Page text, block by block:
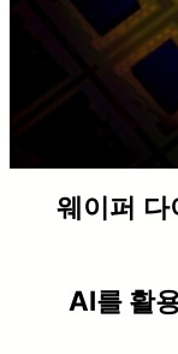
웨이퍼 다
AI를 활